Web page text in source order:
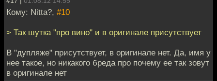
Кому: Nitta?, #10
> Так шутка "про вино" и в оригинале присутствует
В "дупляже" присутствует, в оригинале нет. Да, имя у
нее такое, но никакого бреда про почему ее так зовут
в оригинале нет